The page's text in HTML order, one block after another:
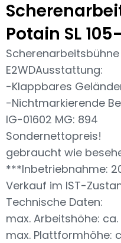
Potain SL
Scherenarbeitsbühne
E2WDAusstattung:
-Klappbares
-Nichtmarkierende
IG-01602 MG: 894
Sondernettopreis!
gebraucht wie
***Inbetriebnahme:
Verkauf im IST-
Technische Daten:
max. Arbeitshöhe: ca.
max. Plattformhöhe: